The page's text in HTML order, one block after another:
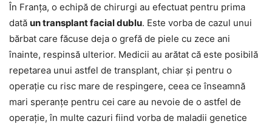
În Franţa, o echipă de chirurgi au efectuat pentru prima
dată un transplant facial dublu. Este vorba de cazul unui
bărbat care făcuse deja o grefă de piele cu zece ani
înainte, respinsă ulterior. Medicii au arătat că este posibilă
repetarea unui astfel de transplant, chiar şi pentru o
operaţie cu risc mare de respingere, ceea ce înseamnă
mari speranţe pentru cei care au nevoie de o astfel de
operaţie, în multe cazuri fiind vorba de maladii genetice